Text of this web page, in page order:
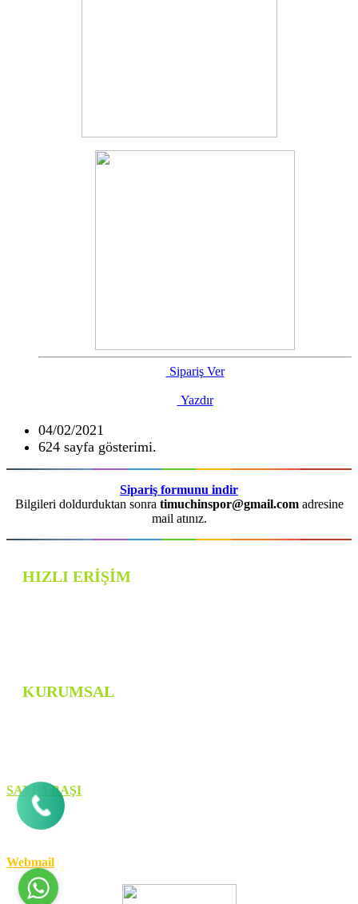
Sipariş Ver
Yazdır
04/02/2021
624 sayfa gösterimi.
Sipariş formunu indir
Bilgileri doldurduktan sonra timuchinspor@gmail.comadresine
mail atınız.
HIZLI ERİŞİM
KURUMSAL
SAYFA BAŞI
Copyring © 2012-2025 Timuchin Spor
Webmail